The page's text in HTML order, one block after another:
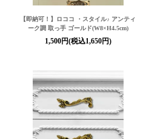
【即納可！】ロココ ・スタイル♪ アンティ
ーク調 取っ手 ゴールド(W8×H4.5cm)
1,500円(税込1,650円)